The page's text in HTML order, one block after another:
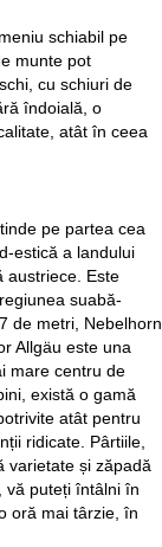
schiabil pe
munte pot
cu schiuri de
îndoială, o
atât în ceea
pe partea cea
estică a landului
austriece. Este
suabă-
de metri, Nebelhorn
Allgäu este una
mare centru de
există o gamă
atât pentru
ridicate. Pârtiile,
varietate și zăpadă
vă puteți întâlni în
oră mai târzie, în